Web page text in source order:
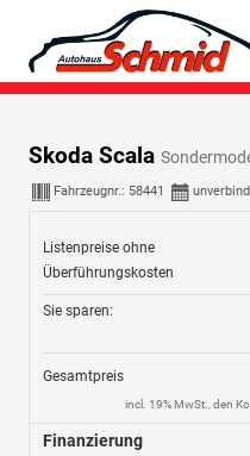
Skoda Scala
Fahrzeugnr.: 58441
Listenpreise ohne
Überführungskosten
Sie sparen:
Gesamtpreis
incl. 19% MwSt., den
Finanzierung